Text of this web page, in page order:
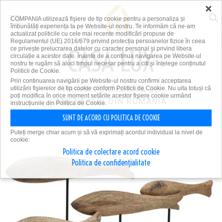
PRIMA PLATFORMĂ DE
AMENAJĂRI DIN ROMÂNIA
×
COMPANIA utilizează fişiere de tip cookie pentru a personaliza și
îmbunătăți experiența ta pe Website-ul nostru. Te informăm că ne-am
actualizat politicile cu cele mai recente modificări propuse de
Regulamentul (UE) 2016/679 privind protecția persoanelor fizice în ceea
ce privește prelucrarea datelor cu caracter personal și privind libera
circulație a acestor date. Înainte de a continua navigarea pe Website-ul
nostru te rugăm să aloci timpul necesar pentru a citi și înțelege conținutul
Politicii de Cookie.
Prin continuarea navigării pe Website-ul nostru confirmi acceptarea
utilizării fişierelor de tip cookie conform Politicii de Cookie. Nu uita totuși că
poți modifica în orice moment setările acestor fişiere cookie urmând
instrucțiunile din Politica de Cookie.
SUNT DE ACORD CU POLITICA DE COOKIE
Puteți merge chiar acum și să vă exprimați acordul individual la nivel de
cookie:
Politica de colectare acord cookie
Politica de confidențialitate